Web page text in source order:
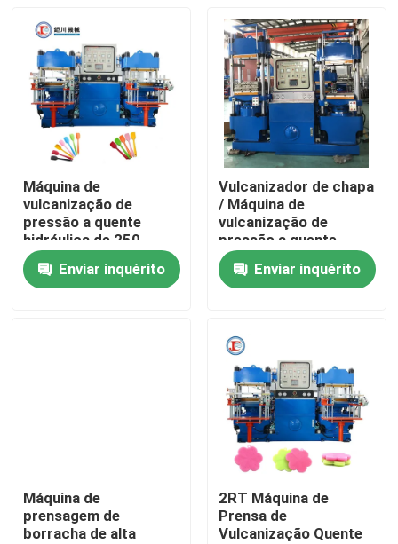
Casa
Produtos
Vídeos
Quem Somos
Fábrica
VR SHOW
Máquina de
vulcanização de
pressão a quente
hidráulica de 250
toneladas para
fabricação de
utensílios de cozinha
Enviar inquérito
Vulcanizador de chapa
/ Máquina de
vulcanização de
pressão a quente
hidráulica 250
toneladas para
fabricação de
Enviar inquérito
Máquina de
prensagem de
borracha de alta
2RT Máquina de
Prensa de
Vulcanização Quente